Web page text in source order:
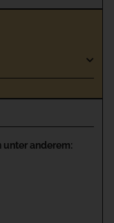
unter anderem: